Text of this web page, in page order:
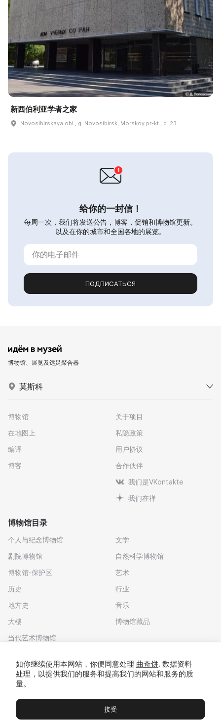
新西伯利亚学者之家
Novosibirskaya obl., g. Novosibirsk, Morskoy pr-kt., d. 23
给你的一封信！
每周一次，我们将发送公告，博客，促销和博物馆更新。
以及在你的城市和全国各地的展览。
ПОДПИСАТЬСЯ
博物馆、展览及远足聚合器
莫斯科
博物馆
在地图上
编译
博客
关于项目
私隐政策
用户协议
合作伙伴
我们是VKontakte
我们在禅
博物馆目录
个人与纪念博物馆
剧院博物馆
博物馆-保护区
历史
地方史
大樓
当代艺术博物馆
文学
自然科学博物馆
艺术
行业
音乐
博物馆藏品
博物馆 展览及展览 Чаты Вы
如你继续使用本网站，你便同意处理 曲奇饼. 数据资料
处理，以提供我们的服务和提高我们的网站和服务的质
量。
接受